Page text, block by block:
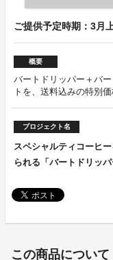
ご提供予定時期：3月
概要
バートドリッパー＋バ
トを、送料込みの特別
プロジェクト名
スペシャルティコーヒ
られる「バートドリッパ
この商品について